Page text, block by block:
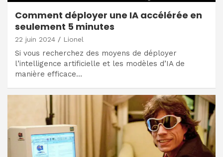
Comment déployer une IA accélérée en
seulement 5 minutes
22 juin 2024 Lionel
Si vous recherchez des moyens de déployer
l’intelligence artificielle et les modèles d’IA de
manière efficace…